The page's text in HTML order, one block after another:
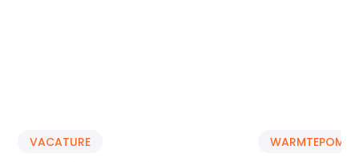
VACATURE WARMTEPOMP